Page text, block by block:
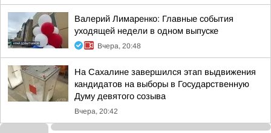
Валерий Лимаренко: Главные события
уходящей недели в одном выпуске
Вчера, 20:48
На Сахалине завершился этап выдвижения
кандидатов на выборы в Государственную
Думу девятого созыва
Вчера, 20:42